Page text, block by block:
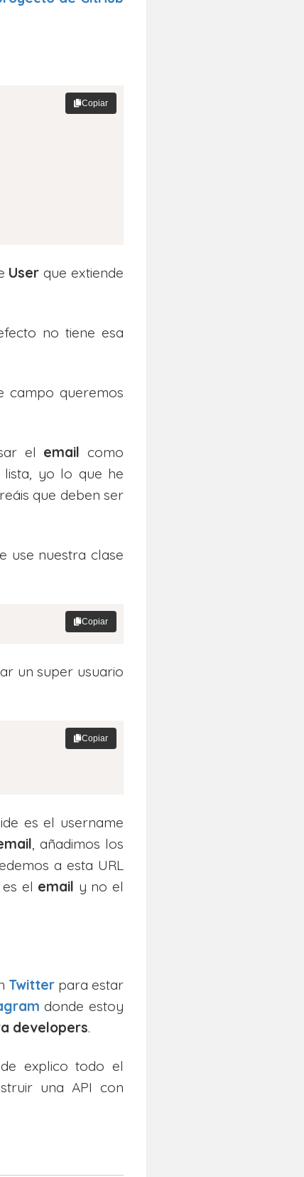
Copiar
Userque extiende
no tiene esa
campo queremos
el emailcomo
yo lo que he
que deben ser
use nuestra clase
Copiar
un super usuario
Copiar
es el username
, añadimos los
a esta URL
el email y no el
Twitterpara estar
donde estoy
developers.
explico todo el
una API con